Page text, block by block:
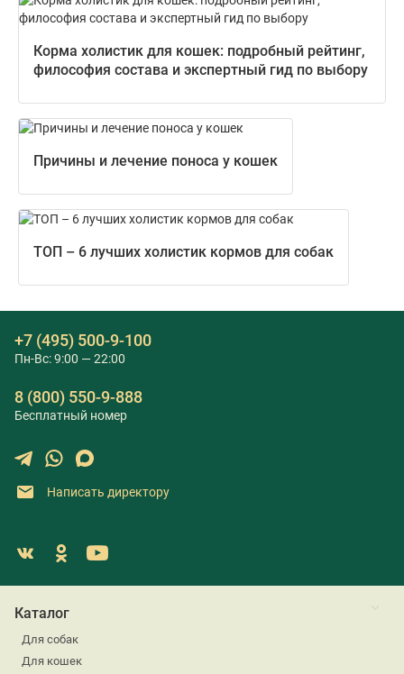
Корма холистик для кошек: подробный рейтинг,
философия состава и экспертный гид по выбору
Причины и лечение поноса у кошек
ТОП – 6 лучших холистик кормов для собак
+7 (495) 500-9-100
Пн-Вс: 9:00 — 22:00
8 (800) 550-9-888
Бесплатный номер
Написать директору
Каталог
Для собак
Для кошек